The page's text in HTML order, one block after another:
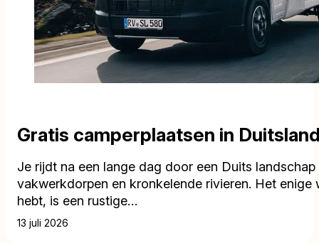
Gratis camperplaatsen in
Je rijdt na een lange dag door een Duits
vakwerkdorpen en kronkelende rivieren. Het enige
hebt, is een rustige…
13 juli 2026